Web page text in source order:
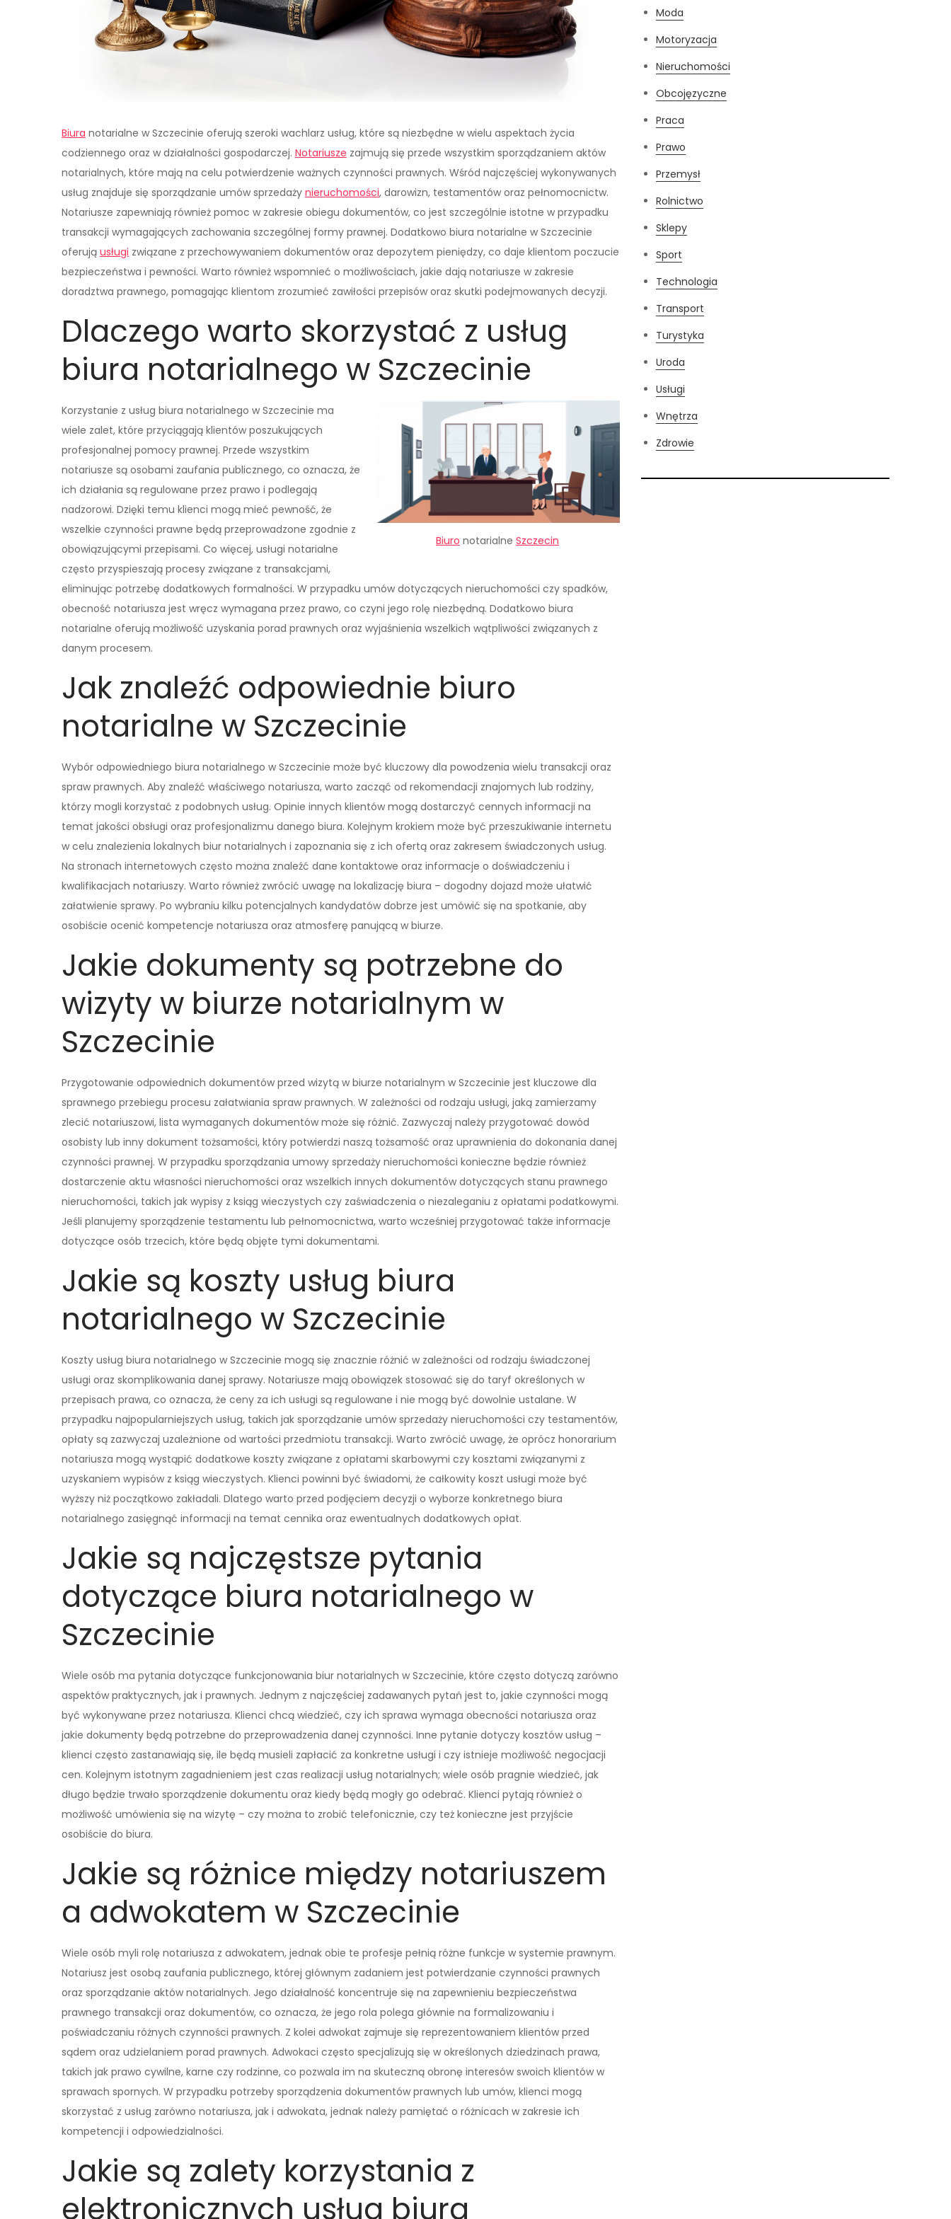
Biura notarialne w Szczecinie oferują szeroki wachlarz usług, które są niezbędne w wielu aspektach życia
codziennego oraz w działalności gospodarczej. Notariusze zajmują się przede wszystkim sporządzaniem aktów
notarialnych, które mają na celu potwierdzenie ważnych czynności prawnych. Wśród najczęściej wykonywanych
usług znajduje się sporządzanie umów sprzedaży nieruchomości, darowizn, testamentów oraz pełnomocnictw.
Notariusze zapewniają również pomoc w zakresie obiegu dokumentów, co jest szczególnie istotne w przypadku
transakcji wymagających zachowania szczególnej formy prawnej. Dodatkowo biura notarialne w Szczecinie
oferują usługi związane z przechowywaniem dokumentów oraz depozytem pieniędzy, co daje klientom poczucie
bezpieczeństwa i pewności. Warto również wspomnieć o możliwościach, jakie dają notariusze w zakresie
doradztwa prawnego, pomagając klientom zrozumieć zawiłości przepisów oraz skutki podejmowanych decyzji.
Dlaczego warto skorzystać z usług
biura notarialnego w Szczecinie
Biuro notarialne Szczecin
Korzystanie z usług biura notarialnego w Szczecinie ma
wiele zalet, które przyciągają klientów poszukujących
profesjonalnej pomocy prawnej. Przede wszystkim
notariusze są osobami zaufania publicznego, co oznacza, że
ich działania są regulowane przez prawo i podlegają
nadzorowi. Dzięki temu klienci mogą mieć pewność, że
wszelkie czynności prawne będą przeprowadzone zgodnie z
obowiązującymi przepisami. Co więcej, usługi notarialne
często przyspieszają procesy związane z transakcjami,
eliminując potrzebę dodatkowych formalności. W przypadku umów dotyczących nieruchomości czy spadków,
obecność notariusza jest wręcz wymagana przez prawo, co czyni jego rolę niezbędną. Dodatkowo biura
notarialne oferują możliwość uzyskania porad prawnych oraz wyjaśnienia wszelkich wątpliwości związanych z
danym procesem.
Jak znaleźć odpowiednie biuro
notarialne w Szczecinie
Wybór odpowiedniego biura notarialnego w Szczecinie może być kluczowy dla powodzenia wielu transakcji oraz
spraw prawnych. Aby znaleźć właściwego notariusza, warto zacząć od rekomendacji znajomych lub rodziny,
którzy mogli korzystać z podobnych usług. Opinie innych klientów mogą dostarczyć cennych informacji na
temat jakości obsługi oraz profesjonalizmu danego biura. Kolejnym krokiem może być przeszukiwanie internetu
w celu znalezienia lokalnych biur notarialnych i zapoznania się z ich ofertą oraz zakresem świadczonych usług.
Na stronach internetowych często można znaleźć dane kontaktowe oraz informacje o doświadczeniu i
kwalifikacjach notariuszy. Warto również zwrócić uwagę na lokalizację biura – dogodny dojazd może ułatwić
załatwienie sprawy. Po wybraniu kilku potencjalnych kandydatów dobrze jest umówić się na spotkanie, aby
osobiście ocenić kompetencje notariusza oraz atmosferę panującą w biurze.
Jakie dokumenty są potrzebne do
wizyty w biurze notarialnym w
Szczecinie
Przygotowanie odpowiednich dokumentów przed wizytą w biurze notarialnym w Szczecinie jest kluczowe dla
sprawnego przebiegu procesu załatwiania spraw prawnych. W zależności od rodzaju usługi, jaką zamierzamy
zlecić notariuszowi, lista wymaganych dokumentów może się różnić. Zazwyczaj należy przygotować dowód
osobisty lub inny dokument tożsamości, który potwierdzi naszą tożsamość oraz uprawnienia do dokonania danej
czynności prawnej. W przypadku sporządzania umowy sprzedaży nieruchomości konieczne będzie również
dostarczenie aktu własności nieruchomości oraz wszelkich innych dokumentów dotyczących stanu prawnego
nieruchomości, takich jak wypisy z ksiąg wieczystych czy zaświadczenia o niezaleganiu z opłatami podatkowymi.
Jeśli planujemy sporządzenie testamentu lub pełnomocnictwa, warto wcześniej przygotować także informacje
dotyczące osób trzecich, które będą objęte tymi dokumentami.
Jakie są koszty usług biura
notarialnego w Szczecinie
Koszty usług biura notarialnego w Szczecinie mogą się znacznie różnić w zależności od rodzaju świadczonej
usługi oraz skomplikowania danej sprawy. Notariusze mają obowiązek stosować się do taryf określonych w
przepisach prawa, co oznacza, że ceny za ich usługi są regulowane i nie mogą być dowolnie ustalane. W
przypadku najpopularniejszych usług, takich jak sporządzanie umów sprzedaży nieruchomości czy testamentów,
opłaty są zazwyczaj uzależnione od wartości przedmiotu transakcji. Warto zwrócić uwagę, że oprócz honorarium
notariusza mogą wystąpić dodatkowe koszty związane z opłatami skarbowymi czy kosztami związanymi z
uzyskaniem wypisów z ksiąg wieczystych. Klienci powinni być świadomi, że całkowity koszt usługi może być
wyższy niż początkowo zakładali. Dlatego warto przed podjęciem decyzji o wyborze konkretnego biura
notarialnego zasięgnąć informacji na temat cennika oraz ewentualnych dodatkowych opłat.
Jakie są najczęstsze pytania
dotyczące biura notarialnego w
Szczecinie
Wiele osób ma pytania dotyczące funkcjonowania biur notarialnych w Szczecinie, które często dotyczą zarówno
aspektów praktycznych, jak i prawnych. Jednym z najczęściej zadawanych pytań jest to, jakie czynności mogą
być wykonywane przez notariusza. Klienci chcą wiedzieć, czy ich sprawa wymaga obecności notariusza oraz
jakie dokumenty będą potrzebne do przeprowadzenia danej czynności. Inne pytanie dotyczy kosztów usług –
klienci często zastanawiają się, ile będą musieli zapłacić za konkretne usługi i czy istnieje możliwość negocjacji
cen. Kolejnym istotnym zagadnieniem jest czas realizacji usług notarialnych; wiele osób pragnie wiedzieć, jak
długo będzie trwało sporządzenie dokumentu oraz kiedy będą mogły go odebrać. Klienci pytają również o
możliwość umówienia się na wizytę – czy można to zrobić telefonicznie, czy też konieczne jest przyjście
osobiście do biura.
Jakie są różnice między notariuszem
a adwokatem w Szczecinie
Wiele osób myli rolę notariusza z adwokatem, jednak obie te profesje pełnią różne funkcje w systemie prawnym.
Notariusz jest osobą zaufania publicznego, której głównym zadaniem jest potwierdzanie czynności prawnych
oraz sporządzanie aktów notarialnych. Jego działalność koncentruje się na zapewnieniu bezpieczeństwa
prawnego transakcji oraz dokumentów, co oznacza, że jego rola polega głównie na formalizowaniu i
poświadczaniu różnych czynności prawnych. Z kolei adwokat zajmuje się reprezentowaniem klientów przed
sądem oraz udzielaniem porad prawnych. Adwokaci często specjalizują się w określonych dziedzinach prawa,
takich jak prawo cywilne, karne czy rodzinne, co pozwala im na skuteczną obronę interesów swoich klientów w
sprawach spornych. W przypadku potrzeby sporządzenia dokumentów prawnych lub umów, klienci mogą
skorzystać z usług zarówno notariusza, jak i adwokata, jednak należy pamiętać o różnicach w zakresie ich
kompetencji i odpowiedzialności.
Jakie są zalety korzystania z
elektronicznych usług biura
Moda
Motoryzacja
Nieruchomości
Obcojęzyczne
Praca
Prawo
Przemysł
Rolnictwo
Sklepy
Sport
Technologia
Transport
Turystyka
Uroda
Usługi
Wnętrza
Zdrowie